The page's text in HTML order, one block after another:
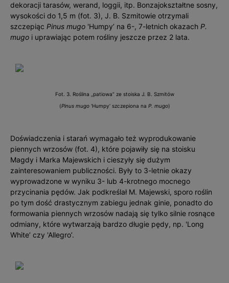
dekoracji tarasów, werand, loggii, itp. Bonzajokształtne sosny,
wysokości do 1,5 m (fot. 3), J. B. Szmitowie otrzymali
szczepiąc Pinus mugo 'Humpy’ na 6-, 7-letnich okazach P.
mugo i uprawiając potem rośliny jeszcze przez 2 lata.
Fot. 3. Roślina „patiowa” ze stoiska J. B. Szmitów
(Pinus mugo'Humpy’ szczepiona na P. mugo)
Doświadczenia i starań wymagało też wyprodukowanie
piennych wrzosów (fot. 4), które pojawiły się na stoisku
Magdy i Marka Majewskich i cieszyły się dużym
zainteresowaniem publiczności. Były to 3-letnie okazy
wyprowadzone w wyniku 3- lub 4-krotnego mocnego
przycinania pędów. Jak podkreślał M. Majewski, sporo roślin
po tym dość drastycznym zabiegu jednak ginie, ponadto do
formowania piennych wrzosów nadają się tylko silnie rosnące
odmiany, które wytwarzają bardzo długie pędy, np. 'Long
White’ czy 'Allegro’.